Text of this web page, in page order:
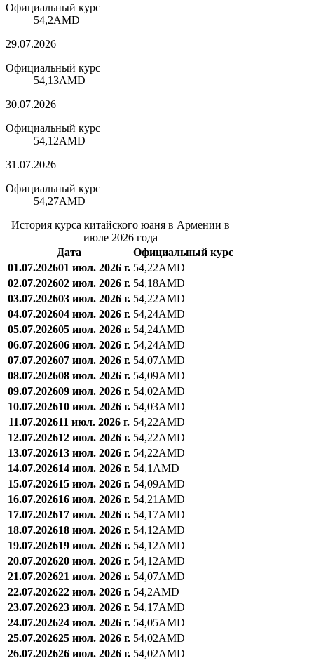
Официальный курс
54,2AMD
29.07.2026
Официальный курс
54,13AMD
30.07.2026
Официальный курс
54,12AMD
31.07.2026
Официальный курс
54,27AMD
История курса китайского юаня в Армении в
июле 2026 года
Дата
Официальный курс
01.07.202601 июл. 2026 г. 54,22AMD
02.07.202602 июл. 2026 г. 54,18AMD
03.07.202603 июл. 2026 г. 54,22AMD
04.07.202604 июл. 2026 г. 54,24AMD
05.07.202605 июл. 2026 г. 54,24AMD
06.07.202606 июл. 2026 г. 54,24AMD
07.07.202607 июл. 2026 г. 54,07AMD
08.07.202608 июл. 2026 г. 54,09AMD
09.07.202609 июл. 2026 г. 54,02AMD
10.07.202610 июл. 2026 г. 54,03AMD
11.07.202611 июл. 2026 г. 54,22AMD
12.07.202612 июл. 2026 г. 54,22AMD
13.07.202613 июл. 2026 г. 54,22AMD
14.07.202614 июл. 2026 г. 54,1 AMD
15.07.202615 июл. 2026 г. 54,09AMD
16.07.202616 июл. 2026 г. 54,21 AMD
17.07.202617 июл. 2026 г. 54,17AMD
18.07.202618 июл. 2026 г. 54,12AMD
19.07.202619 июл. 2026 г. 54,12AMD
20.07.202620 июл. 2026 г. 54,12AMD
21.07.202621 июл. 2026 г. 54,07AMD
22.07.202622 июл. 2026 г. 54,2AMD
23.07.202623 июл. 2026 г. 54,17AMD
24.07.202624 июл. 2026 г. 54,05AMD
25.07.202625 июл. 2026 г. 54,02AMD
26.07.202626 июл. 2026 г. 54,02AMD